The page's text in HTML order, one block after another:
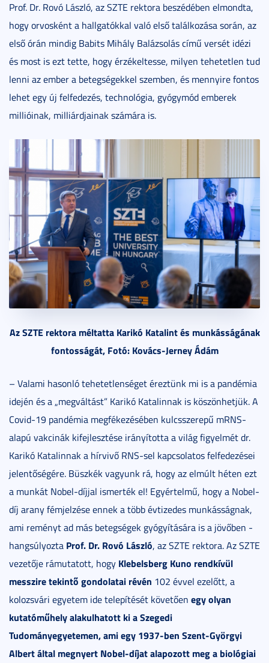
Prof. Dr. Rovó László, az SZTE rektora beszédében elmondta,
hogy orvosként a hallgatókkal való első találkozása során, az
első órán mindig Babits Mihály Balázsolás című versét idézi
és most is ezt tette, hogy érzékeltesse, milyen tehetetlen tud
lenni az ember a betegségekkel szemben, és mennyire fontos
lehet egy új felfedezés, technológia, gyógymód emberek
millióinak, milliárdjainak számára is.
Az SZTE rektora méltatta Karikó Katalint és munkásságának
fontosságát, Fotó: Kovács-Jerney Ádám
– Valami hasonló tehetetlenséget éreztünk mi is a pandémia
idején és a „megváltást” Karikó Katalinnak is köszönhetjük. A
Covid-19 pandémia megfékezésében kulcsszerepű mRNS-
alapú vakcinák kifejlesztése irányította a világ figyelmét dr.
Karikó Katalinnak a hírvivő RNS-sel kapcsolatos felfedezései
jelentőségére. Büszkék vagyunk rá, hogy az elmúlt héten ezt
a munkát Nobel-díjjal ismerték el! Egyértelmű, hogy a Nobel-
díj arany fémjelzése ennek a több évtizedes munkásságnak,
ami reményt ad más betegségek gyógyítására is a jövőben -
hangsúlyozta Prof. Dr. Rovó László, az SZTE rektora. Az SZTE
vezetője rámutatott, hogy Klebelsberg Kuno rendkívül
messzire tekintő gondolatai révén 102 évvel ezelőtt, a
kolozsvári egyetem ide telepítését követően egy olyan
kutatóműhely alakulhatott ki a Szegedi
Tudományegyetemen, ami egy 1937-ben Szent-Györgyi
Albert által megnyert Nobel-díjat alapozott meg a biológiai